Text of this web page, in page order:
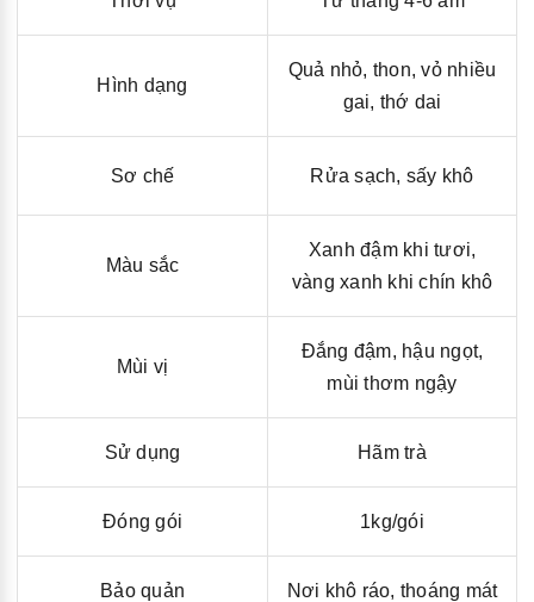
Hình dạng
Quả nhỏ, thon, vỏ nhiều
gai, thớ dai
Sơ chế Rửa sạch, sấy khô
Màu sắc
Xanh đậm khi tươi,
vàng xanh khi chín khô
Mùi vị
Đắng đậm, hậu ngọt,
mùi thơm ngậy
Sử dụng Hãm trà
Đóng gói 1kg/gói
Bảo quản Nơi khô ráo, thoáng mát